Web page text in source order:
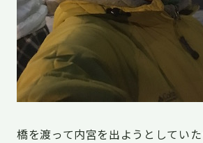
橋を渡って内宮を出ようとしてい